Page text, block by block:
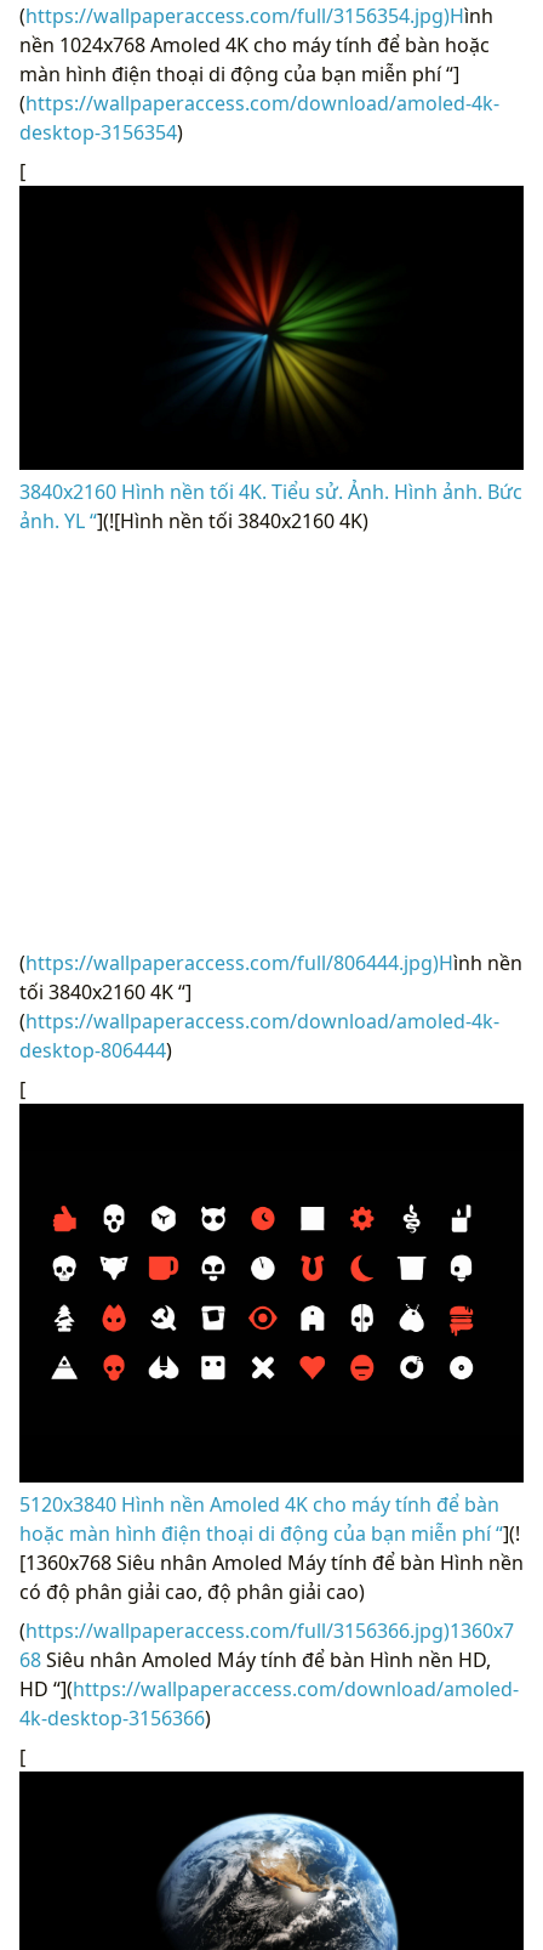
(https://wallpaperaccess.com/full/3156354.jpg)Hình
nền 1024x768 Amoled 4K cho máy tính để bàn hoặc
màn hình điện thoại di động của bạn miễn phí “]
(https://wallpaperaccess.com/download/amoled-4k-
desktop-3156354)
[
3840x2160 Hình nền tối 4K. Tiểu sử. Ảnh. Hình ảnh. Bức
ảnh. YL “](![Hình nền tối 3840x2160 4K)
(https://wallpaperaccess.com/full/806444.jpg)Hình nền
tối 3840x2160 4K “]
(https://wallpaperaccess.com/download/amoled-4k-
desktop-806444)
[
5120x3840 Hình nền Amoled 4K cho máy tính để bàn
hoặc màn hình điện thoại di động của bạn miễn phí “](!
[1360x768 Siêu nhân Amoled Máy tính để bàn Hình nền
có độ phân giải cao, độ phân giải cao)
(https://wallpaperaccess.com/full/3156366.jpg)1360x7
68Siêu nhân Amoled Máy tính để bàn Hình nền HD,
HD “](https://wallpaperaccess.com/download/amoled-
4k-desktop-3156366)
[